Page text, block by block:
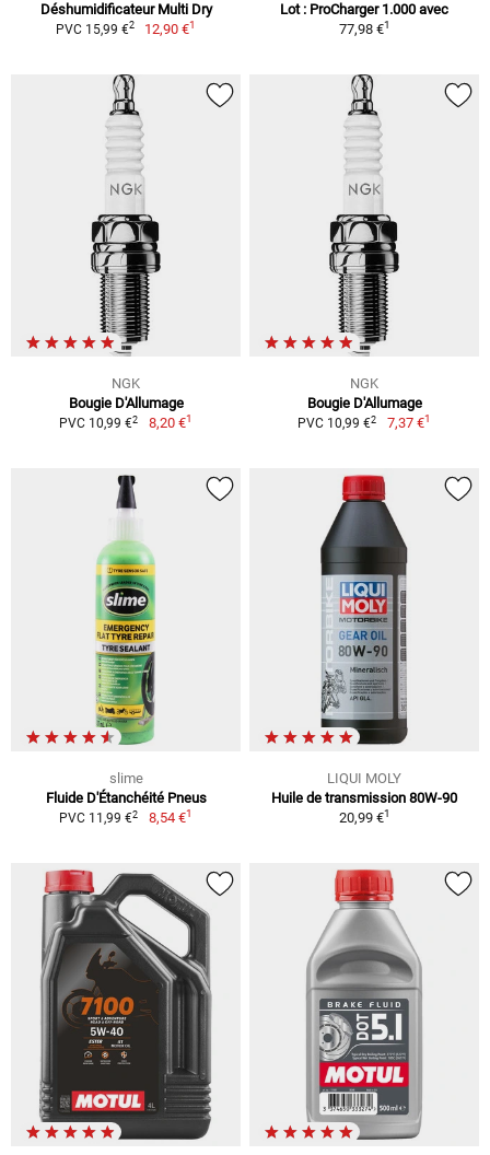
Déshumidificateur Multi Dry
PVC 15,99 €2 12,90 €1
Lot : ProCharger 1.000 avec
77,98 €1
NGK
Bougie D'Allumage
PVC 10,99 €2 8,20 €1
NGK
Bougie D'Allumage
PVC 10,99 €2 7,37 €1
slime
Fluide D'Étanchéité Pneus
PVC 11,99 €2 8,54 €1
LIQUI MOLY
Huile de transmission 80W-90
20,99 €1